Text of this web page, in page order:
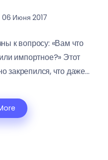
06 Июня 2017
к вопросу: «Вам что
импортное?» Этот
закрепился, что даже...